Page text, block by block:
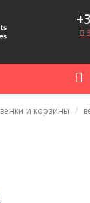
венки и корзины